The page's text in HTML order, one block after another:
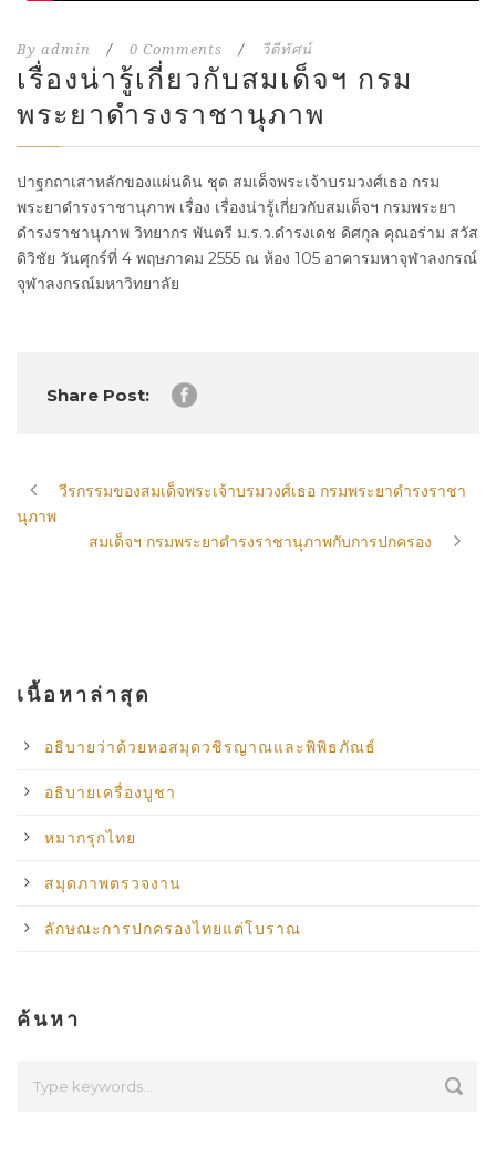
By admin / 0 Comments / วีดีทัศน์
เรื่องน่ารู้เกี่ยวกับสมเด็จฯ กรม
พระยาดำรงราชานุภาพ
ปาฐกถาเสาหลักของแผ่นดิน ชุด สมเด็จพระเจ้าบรมวงศ์เธอ กรม
พระยาดำรงราชานุภาพ เรื่อง เรื่องน่ารู้เกี่ยวกับสมเด็จฯ กรมพระยา
ดำรงราชานุภาพ วิทยากร พันตรี ม.ร.ว.ดำรงเดช ดิศกุล คุณอร่าม สวัส
ดิวิชัย วันศุกร์ที่ 4 พฤษภาคม 2555 ณ ห้อง 105 อาคารมหาจุฬาลงกรณ์
จุฬาลงกรณ์มหาวิทยาลัย
Share Post:
วีรกรรมของสมเด็จพระเจ้าบรมวงศ์เธอ กรมพระยาดำรงราชา
นุภาพ
สมเด็จฯ กรมพระยาดำรงราชานุภาพกับการปกครอง
เนื้อหาล่าสุด
อธิบายว่าด้วยหอสมุดวชิรญาณและพิพิธภัณธ์
อธิบายเครื่องบูชา
หมากรุกไทย
สมุดภาพตรวจงาน
ลักษณะการปกครองไทยแต่โบราณ
ค้นหา